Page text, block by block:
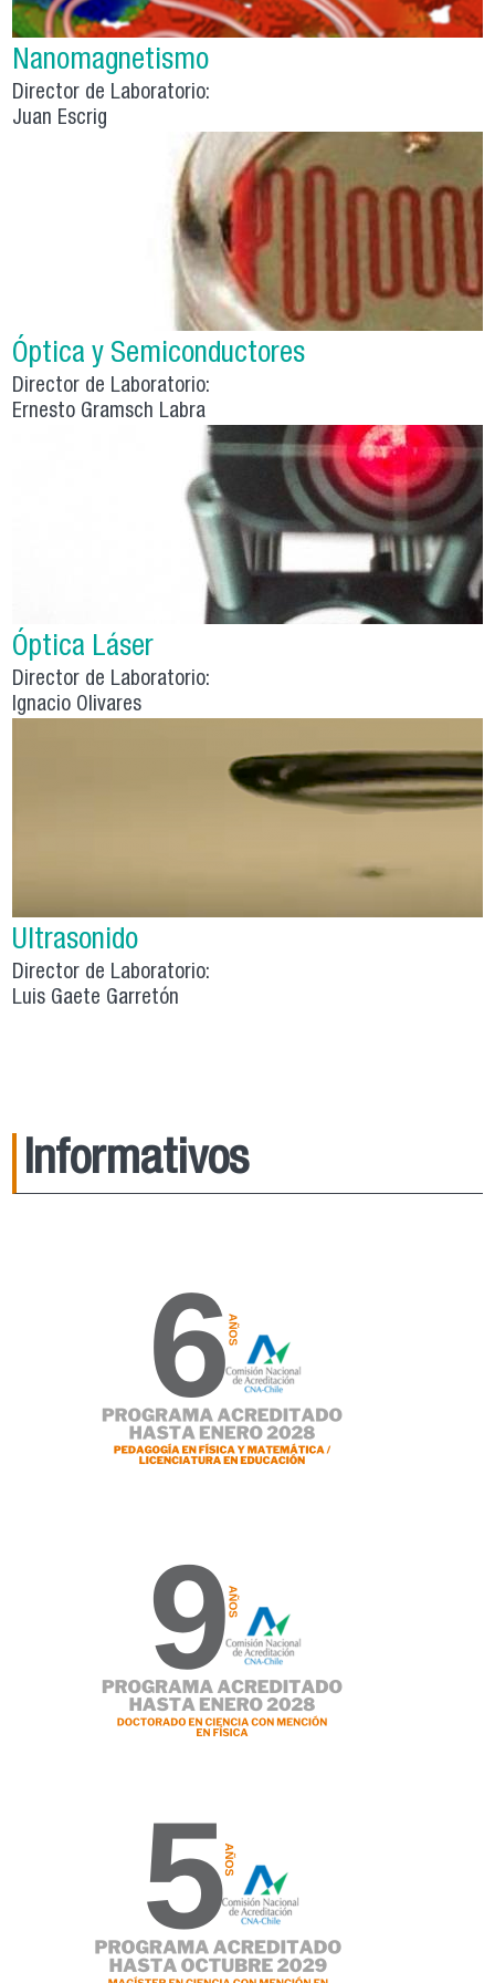
Nanomagnetismo
Director de Laboratorio:
Juan Escrig
Óptica y Semiconductores
Director de Laboratorio:
Ernesto Gramsch Labra
Óptica Láser
Director de Laboratorio:
Ignacio Olivares
Ultrasonido
Director de Laboratorio:
Luis Gaete Garretón
Informativos